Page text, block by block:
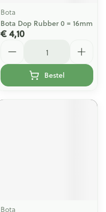
Bota
Bota Dop Rubber 0 = 16mm
€ 4,10
Bestel
Bota